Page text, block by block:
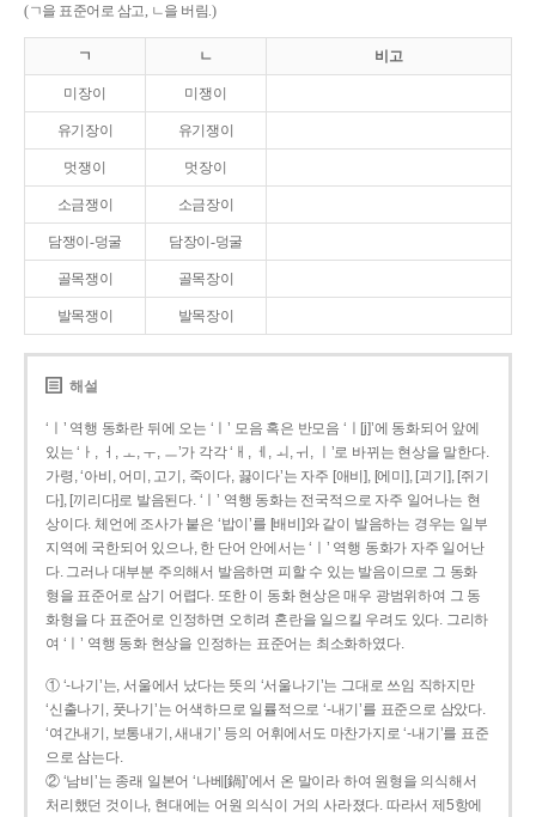
(ㄱ을 표준어로 삼고, ㄴ을 버림.)
ㄱ ㄴ 비고
미장이 미쟁이
유기장이 유기쟁이
멋쟁이 멋장이
소금쟁이 소금장이
담쟁이-덩굴 담장이-덩굴
골목쟁이 골목장이
발목쟁이 발목장이
해설
‘ㅣ’ 역행 동화란 뒤에 오는 ‘ㅣ’ 모음 혹은 반모음 ‘ㅣ[j]’에 동화되어 앞에
있는 ‘ㅏ, ㅓ, ㅗ, ㅜ, ㅡ’가 각각 ‘ㅐ, ㅔ, ㅚ, ㅟ, ㅣ’로 바뀌는 현상을 말한다.
가령, ‘아비, 어미, 고기, 죽이다, 끓이다’는 자주 [애비], [에미], [괴기], [쥐기
다], [끼리다]로 발음된다. ‘ㅣ’ 역행 동화는 전국적으로 자주 일어나는 현
상이다. 체언에 조사가 붙은 ‘밥이’를 [배비]와 같이 발음하는 경우는 일부
지역에 국한되어 있으나, 한 단어 안에서는 ‘ㅣ’ 역행 동화가 자주 일어난
다. 그러나 대부분 주의해서 발음하면 피할 수 있는 발음이므로 그 동화
형을 표준어로 삼기 어렵다. 또한 이 동화 현상은 매우 광범위하여 그 동
화형을 다 표준어로 인정하면 오히려 혼란을 일으킬 우려도 있다. 그리하
여 ‘ㅣ’ 역행 동화 현상을 인정하는 표준어는 최소화하였다.
① ‘-나기’는, 서울에서 났다는 뜻의 ‘서울나기’는 그대로 쓰임 직하지만
‘신출나기, 풋나기’는 어색하므로 일률적으로 ‘-내기’를 표준으로 삼았다.
‘여간내기, 보통내기, 새내기’ 등의 어휘에서도 마찬가지로 ‘-내기’를 표준
으로 삼는다.
② ‘남비’는 종래 일본어 ‘나베[鍋]’에서 온 말이라 하여 원형을 의식해서
처리했던 것이나, 현대에는 어원 의식이 거의 사라졌다. 따라서 제5항에